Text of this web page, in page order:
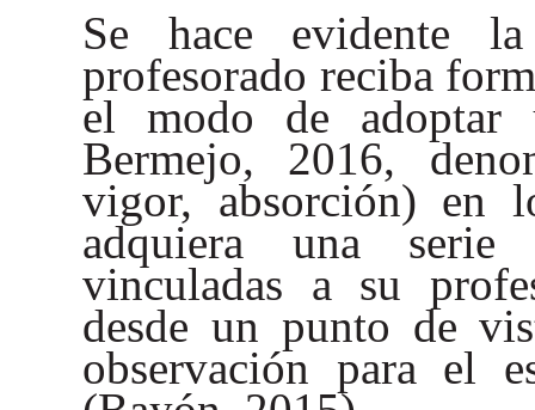
Se hace evidente
profesorado reciba
el modo de adoptar
Bermejo, 2016,
vigor, absorción) en
adquiera una serie
vinculadas a su
desde un punto de
observación para el